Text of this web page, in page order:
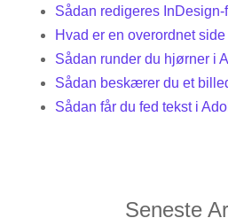
Sådan redigeres
Hvad er en overordnet
Sådan runder du hjørner i
Sådan beskærer du et
Sådan får du fed tekst i
Seneste